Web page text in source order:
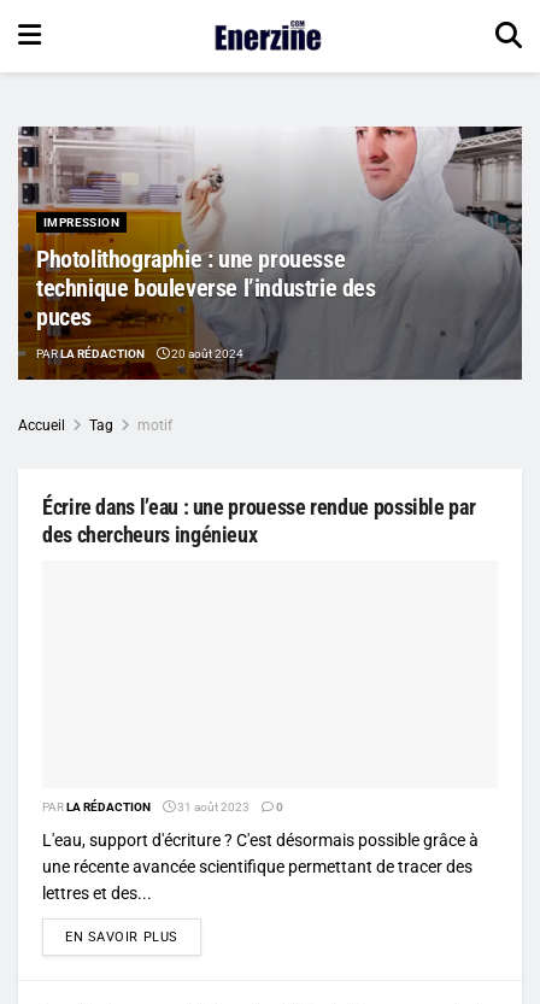
IMPRESSION
Photolithographie : une prouesse
technique bouleverse l’industrie des
puces
PARLA RÉDACTION 20 août 2024
Accueil Tag motif
Écrire dans l’eau : une prouesse rendue possible par
des chercheurs ingénieux
PARLA RÉDACTION 31 août 2023 0
L'eau, support d'écriture ? C'est désormais possible grâce à
une récente avancée scientifique permettant de tracer des
lettres et des...
EN SAVOIR PLUS